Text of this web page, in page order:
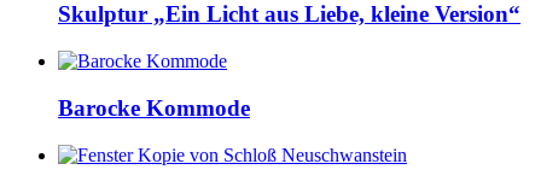
Skulptur „Ein Licht aus Liebe, kleine Version“
Barocke Kommode